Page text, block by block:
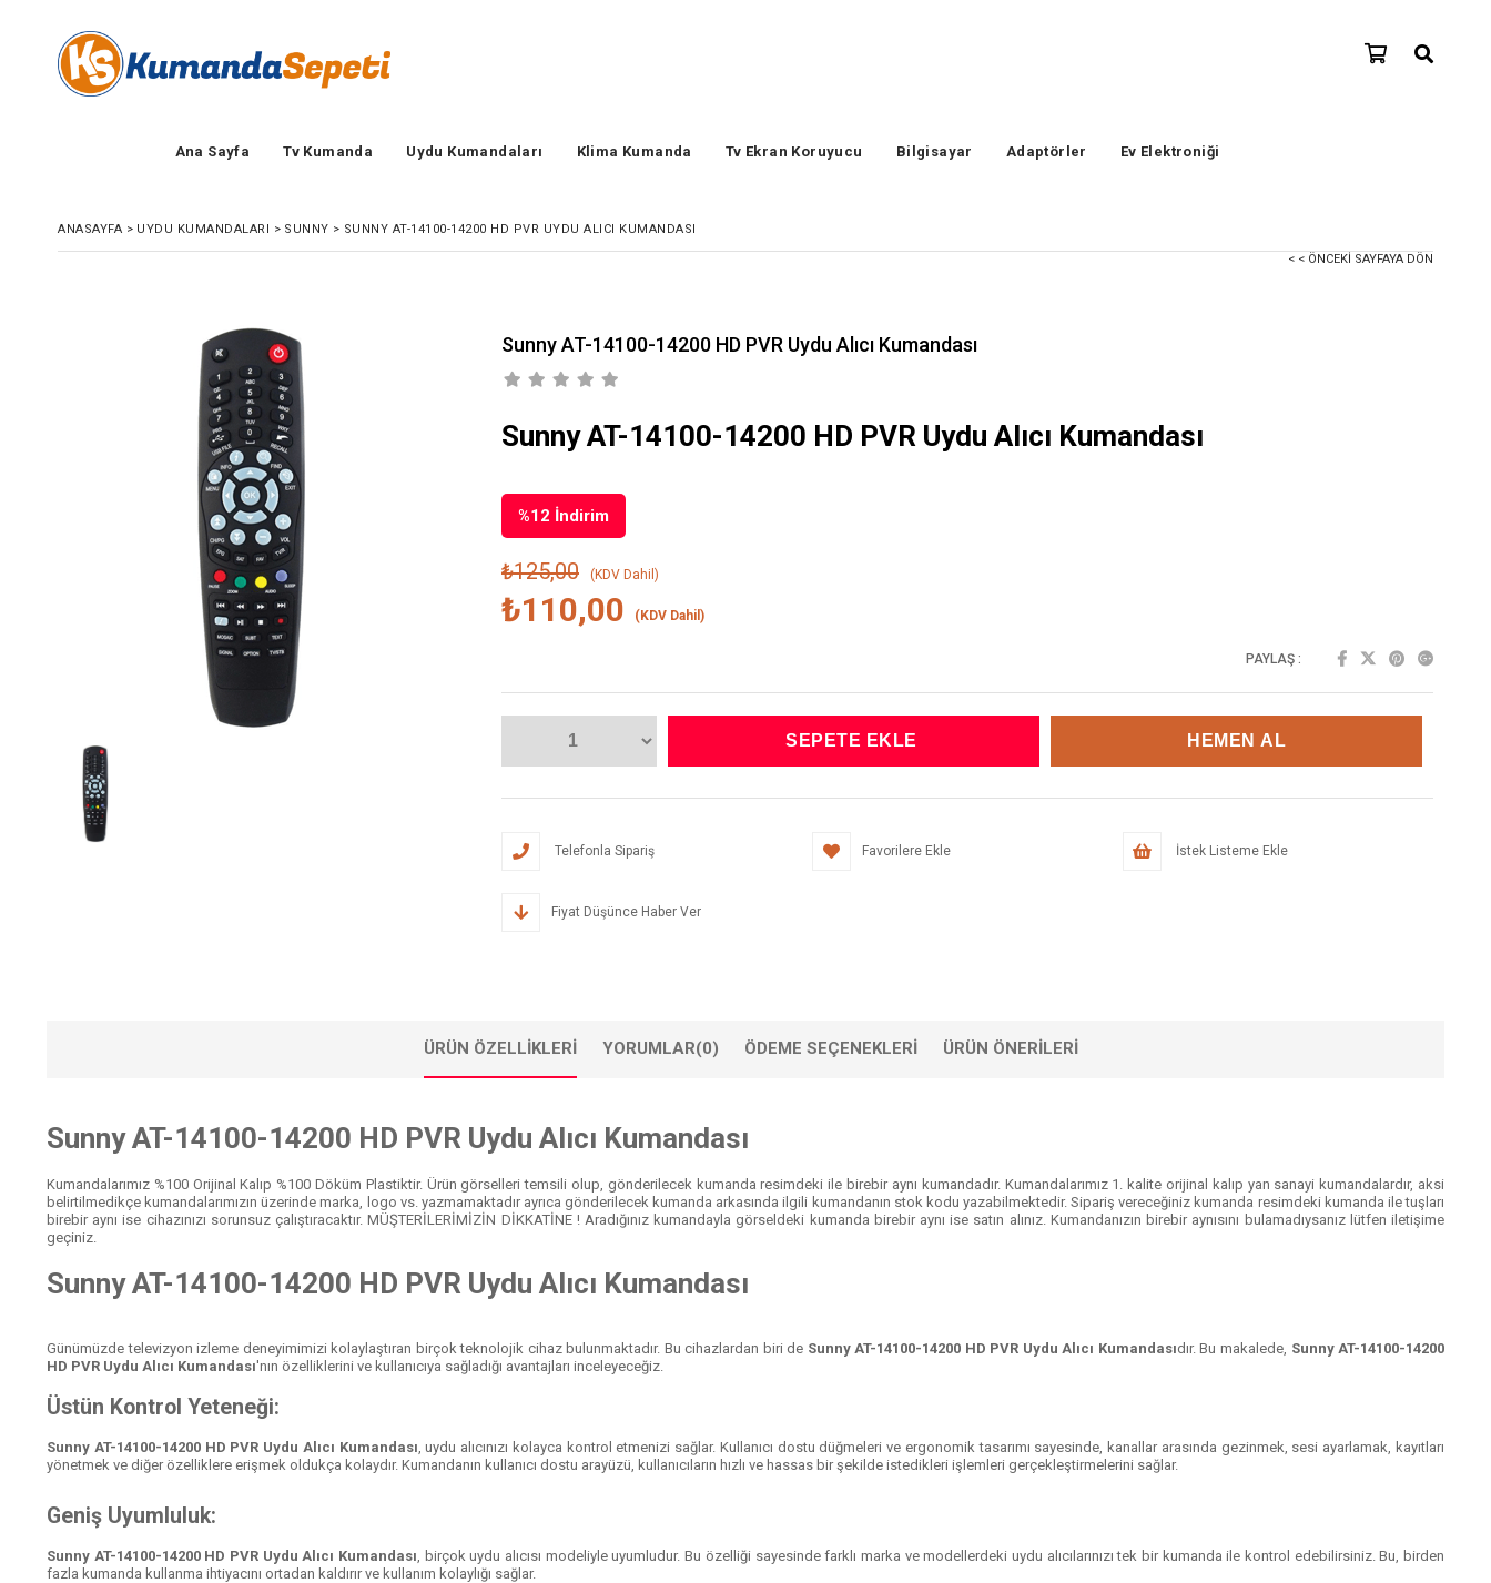
Ana Sayfa Tv Kumanda Uydu Kumandaları Klima Kumanda Tv Ekran Koruyucu Bilgisayar Adaptörler Ev Elektroniği
ANASAYFA > UYDU KUMANDALARI > SUNNY > SUNNY AT-14100-14200 HD PVR UYDU ALICI KUMANDASI
< < ÖNCEKI SAYFAYA DÖN
Sunny AT-14100-14200 HD PVR Uydu Alıcı Kumandası
Sunny AT-14100-14200 HD PVR Uydu Alıcı Kumandası
%12 İndirim
₺125,00 (KDV Dahil)
₺110,00 (KDV Dahil)
PAYLAŞ :
Telefonla Sipariş Favorilere Ekle İstek Listeme Ekle
Fiyat Düşünce Haber Ver
ÜRÜN ÖZELLIKLERI YORUMLAR(0) ÖDEME SEÇENEKLERI ÜRÜN ÖNERILERI
Sunny AT-14100-14200 HD PVR Uydu Alıcı Kumandası
Kumandalarımız %100 Orijinal Kalıp %100 Döküm Plastiktir. Ürün görselleri temsili olup, gönderilecek kumanda resimdeki ile birebir aynı kumandadır. Kumandalarımız 1. kalite orijinal kalıp yan sanayi kumandalardır, aksi
belirtilmedikçe kumandalarımızın üzerinde marka, logo vs. yazmamaktadır ayrıca gönderilecek kumanda arkasında ilgili kumandanın stok kodu yazabilmektedir. Sipariş vereceğiniz kumanda resimdeki kumanda ile tuşları
birebir aynı ise cihazınızı sorunsuz çalıştıracaktır. MÜŞTERİLERİMİZİN DİKKATİNE ! Aradığınız kumandayla görseldeki kumanda birebir aynı ise satın alınız. Kumandanızın birebir aynısını bulamadıysanız lütfen iletişime
geçiniz.
Sunny AT-14100-14200 HD PVR Uydu Alıcı Kumandası
Günümüzde televizyon izleme deneyimimizi kolaylaştıran birçok teknolojik cihaz bulunmaktadır. Bu cihazlardan biri de Sunny AT-14100-14200 HD PVR Uydu Alıcı Kumandasıdır. Bu makalede, Sunny AT-14100-14200
HD PVR Uydu Alıcı Kumandası'nın özelliklerini ve kullanıcıya sağladığı avantajları inceleyeceğiz.
Üstün Kontrol Yeteneği:
Sunny AT-14100-14200 HD PVR Uydu Alıcı Kumandası , uydu alıcınızı kolayca kontrol etmenizi sağlar. Kullanıcı dostu düğmeleri ve ergonomik tasarımı sayesinde, kanallar arasında gezinmek, sesi ayarlamak, kayıtları
yönetmek ve diğer özelliklere erişmek oldukça kolaydır. Kumandanın kullanıcı dostu arayüzü, kullanıcıların hızlı ve hassas bir şekilde istedikleri işlemleri gerçekleştirmelerini sağlar.
Geniş Uyumluluk:
Sunny AT-14100-14200 HD PVR Uydu Alıcı Kumandası , birçok uydu alıcısı modeliyle uyumludur. Bu özelliği sayesinde farklı marka ve modellerdeki uydu alıcılarınızı tek bir kumanda ile kontrol edebilirsiniz. Bu, birden
fazla kumanda kullanma ihtiyacını ortadan kaldırır ve kullanım kolaylığı sağlar.